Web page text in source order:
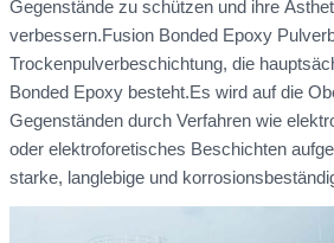
Gegenstände zu schützen und ihre
verbessern.Fusion Bonded Epoxy
Trockenpulverbeschichtung, die
Bonded Epoxy besteht.Es wird auf die
Gegenständen durch Verfahren wie
oder elektroforetisches Beschichten
starke, langlebige und